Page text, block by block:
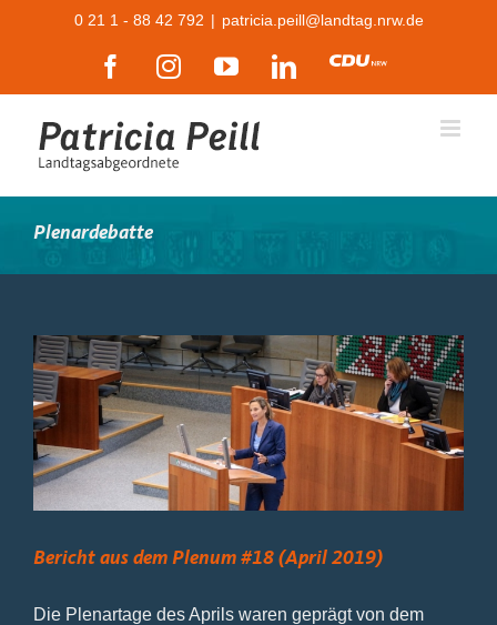
0 21 1 - 88 42 792 | patricia.peill@landtag.nrw.de
FacebookInstagramYouTubeLinkedIn
CDU
Plenardebatte
Bericht aus dem Plenum #18 (April 2019)
Die Plenartage des Aprils waren geprägt von dem